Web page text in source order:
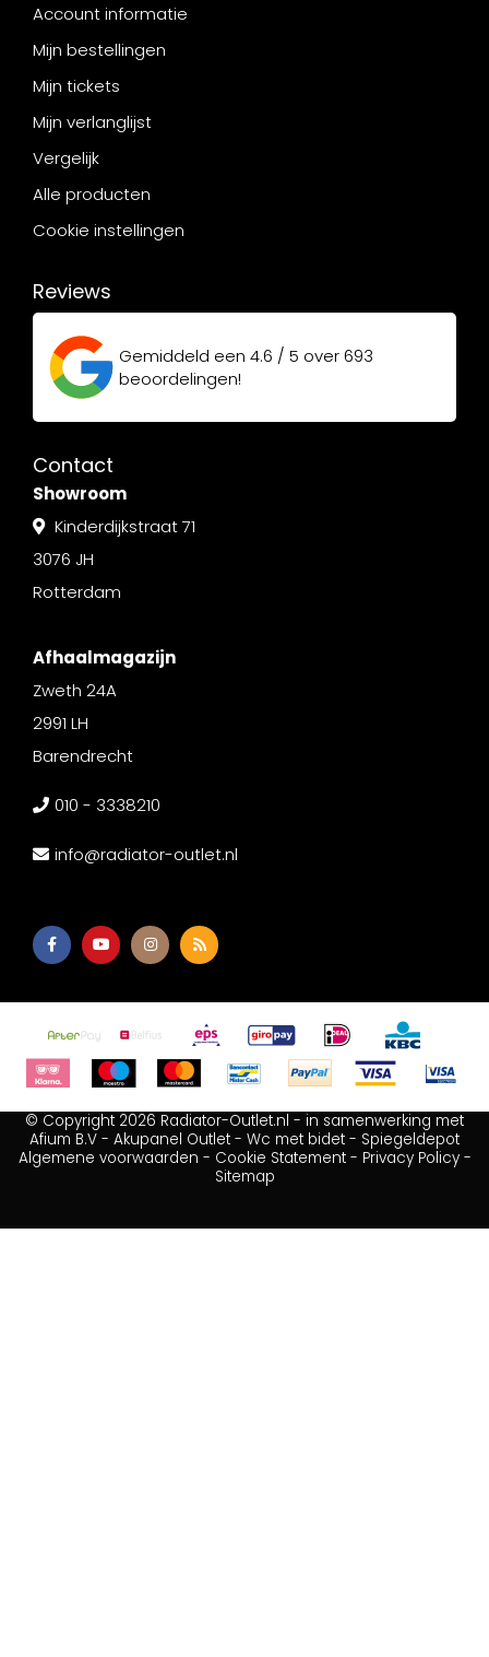
Account informatie
Mijn bestellingen
Mijn tickets
Mijn verlanglijst
Vergelijk
Alle producten
Cookie instellingen
Reviews
Gemiddeld een 4.6 / 5 over693
beoordelingen!
Contact
Showroom
Kinderdijkstraat 71
3076 JH
Rotterdam
Afhaalmagazijn
Zweth 24A
2991 LH
Barendrecht
010 - 3338210
info@radiator-outlet.nl
© Copyright 2026 Radiator-Outlet.nl - in samenwerking met
Afium B.V - Akupanel Outlet - Wc met bidet - Spiegeldepot
Algemene voorwaarden - Cookie Statement- Privacy Policy-
Sitemap